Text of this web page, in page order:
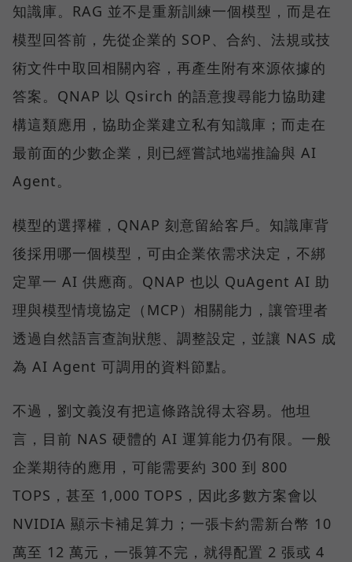
知識庫。RAG 並不是重新訓練一個模型，而是在
模型回答前，先從企業的 SOP、合約、法規或技
術文件中取回相關內容，再產生附有來源依據的
答案。QNAP 以 Qsirch 的語意搜尋能力協助建
構這類應用，協助企業建立私有知識庫；而走在
最前面的少數企業，則已經嘗試地端推論與 AI
Agent。
模型的選擇權，QNAP 刻意留給客戶。知識庫背
後採用哪一個模型，可由企業依需求決定，不綁
定單一 AI 供應商。QNAP 也以 QuAgent AI 助
理與模型情境協定（MCP）相關能力，讓管理者
透過自然語言查詢狀態、調整設定，並讓 NAS 成
為 AI Agent 可調用的資料節點。
不過，劉文義沒有把這條路說得太容易。他坦
言，目前 NAS 硬體的 AI 運算能力仍有限。一般
企業期待的應用，可能需要約 300 到 800
TOPS，甚至 1,000 TOPS，因此多數方案會以
NVIDIA 顯示卡補足算力；一張卡約需新台幣 10
萬至 12 萬元，一張算不完，就得配置 2 張或 4